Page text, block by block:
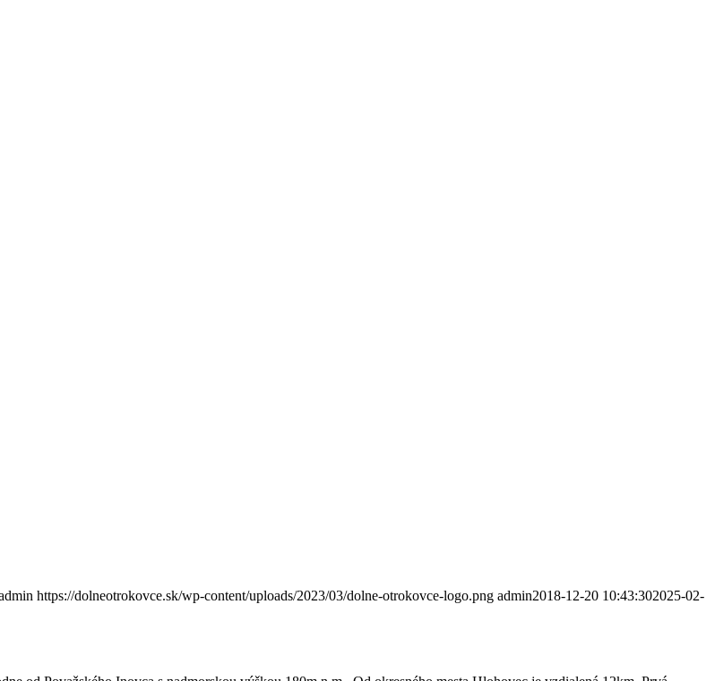
https://dolneotrokovce.sk/wp-content/uploads/2023/03/dolne-otrokovce-logo.png admin2018-12-20 10:43:302025-02-